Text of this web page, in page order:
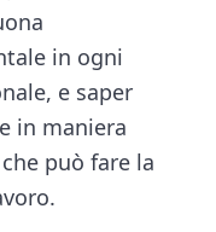
in ogni
e saper
in maniera
può fare la